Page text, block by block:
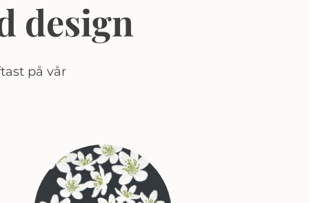
design
på vår